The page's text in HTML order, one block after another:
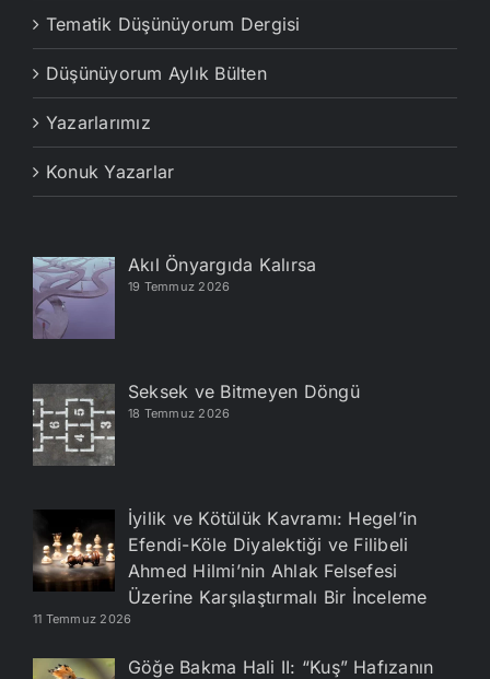
Tematik Düşünüyorum Dergisi
Düşünüyorum Aylık Bülten
Yazarlarımız
Konuk Yazarlar
Akıl Önyargıda Kalırsa
19 Temmuz 2026
Seksek ve Bitmeyen Döngü
18 Temmuz 2026
İyilik ve Kötülük Kavramı: Hegel’in
Efendi-Köle Diyalektiği ve Filibeli
Ahmed Hilmi’nin Ahlak Felsefesi
Üzerine Karşılaştırmalı Bir İnceleme
11 Temmuz 2026
Göğe Bakma Hali II: “Kuş” Hafızanın